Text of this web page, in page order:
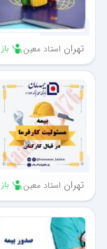
1 ماه پیش
تهران استاد معین باز
1 ماه پیش
تهران استاد معین باز